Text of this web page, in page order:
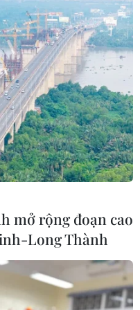
mở rộng đoạn cao
Long Thành